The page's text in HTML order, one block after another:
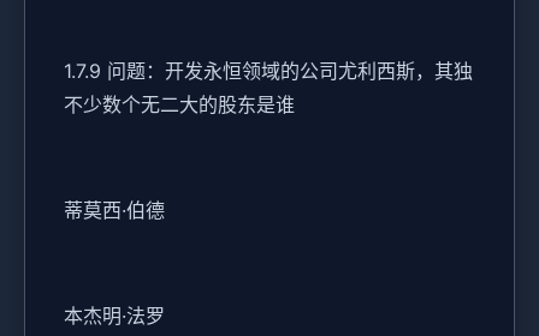
1.7.9 问题：开发永恒领域的公司尤利西斯，其独
不少数个无二大的股东是谁
蒂莫西·伯德
本杰明·法罗